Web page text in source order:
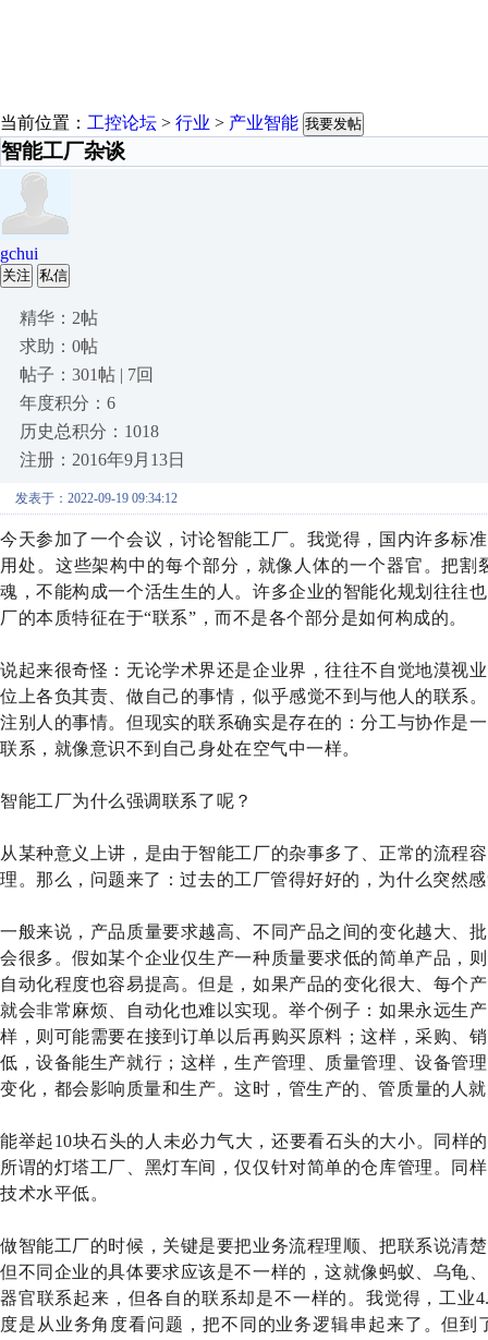
当前位置： 工控论坛 > 行业 > 产业智能 我要发帖
智能工厂杂谈
gchui
关注 私信
精华：2帖
求助：0帖
帖子：301帖 | 7回
年度积分：6
历史总积分：1018
注册：2016年9月13日
发表于：2022-09-19 09:34:12
今天参加了一个会议，讨论智能工厂。我觉得，国内许多标
用处。这些架构中的每个部分，就像人体的一个器官。把
魂，不能构成一个活生生的人。许多企业的智能化规划往往
厂的本质特征在于“联系”，而不是各个部分是如何构成的。
说起来很奇怪：无论学术界还是企业界，往往不自觉地漠视
位上各负其责、做自己的事情，似乎感觉不到与他人的联系
注别人的事情。但现实的联系确实是存在的：分工与协作是
联系，就像意识不到自己身处在空气中一样。
智能工厂为什么强调联系了呢？
从某种意义上讲，是由于智能工厂的杂事多了、正常的流程
理。那么，问题来了：过去的工厂管得好好的，为什么突然
一般来说，产品质量要求越高、不同产品之间的变化越大、
会很多。假如某个企业仅生产一种质量要求低的简单产品，
自动化程度也容易提高。但是，如果产品的变化很大、每个
就会非常麻烦、自动化也难以实现。举个例子：如果永远生
样，则可能需要在接到订单以后再购买原料；这样，采购、
低，设备能生产就行；这样，生产管理、质量管理、设备管
变化，都会影响质量和生产。这时，管生产的、管质量的人
能举起10块石头的人未必力气大，还要看石头的大小。同样
所谓的灯塔工厂、黑灯车间，仅仅针对简单的仓库管理。同
技术水平低。
做智能工厂的时候，关键是要把业务流程理顺、把联系说清
但不同企业的具体要求应该是不一样的，这就像蚂蚁、乌龟
器官联系起来，但各自的联系却是不一样的。我觉得，工
度是从业务角度看问题，把不同的业务逻辑串起来了。但